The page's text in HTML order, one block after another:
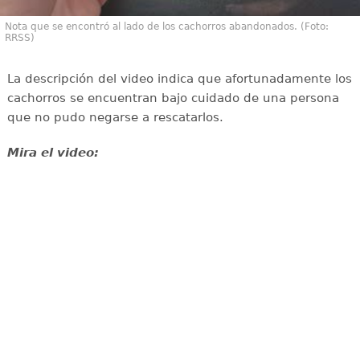
Nota que se encontró al lado de los cachorros abandonados. (Foto:
RRSS)
La descripción del video indica que afortunadamente los
cachorros se encuentran bajo cuidado de una persona
que no pudo negarse a rescatarlos.
Mira el video: